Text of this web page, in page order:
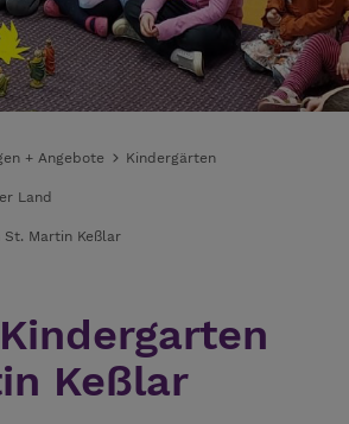
+ Angebote Kindergärten
Land
Martin Keßlar
Keßlar